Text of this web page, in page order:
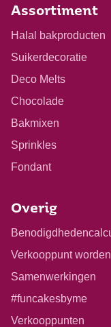
Assortiment
Halal bakproducten
Suikerdecoratie
Deco Melts
Chocolade
Bakmixen
Sprinkles
Fondant
Overig
Verkooppunt
Samenwerkingen
#funcakesbyme
Verkooppunten